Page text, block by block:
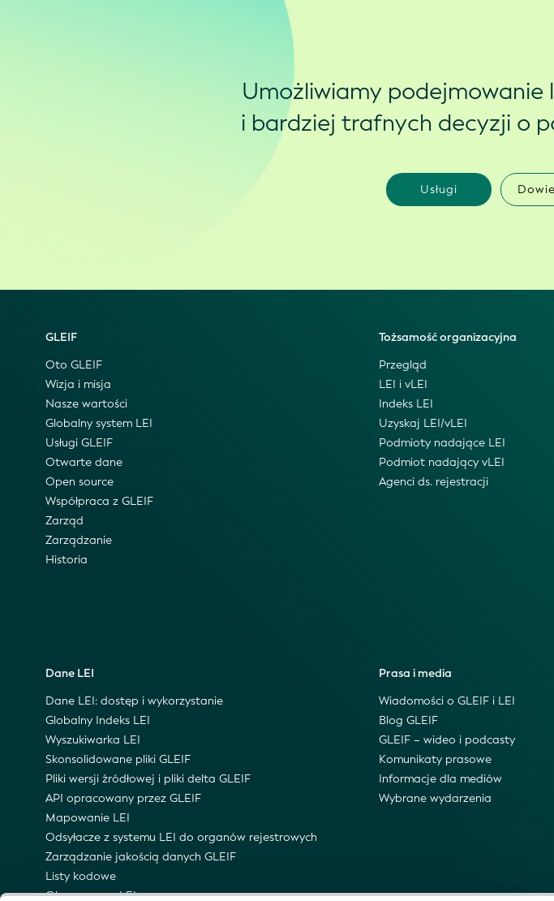
Umożliwiamy podejmowanie
i bardziej trafnych decyzji o
Usługi
GLEIF
Oto GLEIF
Wizja i misja
Nasze wartości
Globalny system LEI
Usługi GLEIF
Otwarte dane
Open source
Współpraca z GLEIF
Zarząd
Zarządzanie
Historia
Tożsamość organizacyjna
Przegląd
LEI i vLEI
Indeks LEI
Uzyskaj LEI/vLEI
Podmioty nadające LEI
Podmiot nadający vLEI
Agenci ds. rejestracji
Dane LEI
Dane LEI: dostęp i wykorzystanie
Globalny Indeks LEI
Wyszukiwarka LEI
Skonsolidowane pliki GLEIF
Pliki wersji źródłowej i pliki delta GLEIF
API opracowany przez GLEIF
Mapowanie LEI
Odsyłacze z systemu LEI do organów rejestrowych
Zarządzanie jakością danych GLEIF
Listy kodowe
Obszar nazw LEI
Prasa i media
Wiadomości o GLEIF i LEI
Blog GLEIF
GLEIF – wideo i podcasty
Komunikaty prasowe
Informacje dla mediów
Wybrane wydarzenia